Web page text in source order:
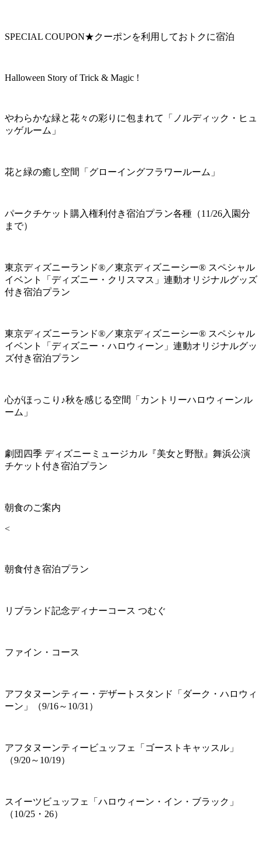
SPECIAL COUPON★クーポンを利用しておトクに宿泊
Halloween Story of Trick & Magic !
やわらかな緑と花々の彩りに包まれて「ノルディック・ヒュ
ッゲルーム」
花と緑の癒し空間「グローイングフラワールーム」
パークチケット購入権利付き宿泊プラン各種（11/26入園分
まで）
東京ディズニーランド®／東京ディズニーシー® スペシャル
イベント「ディズニー・クリスマス」連動オリジナルグッズ
付き宿泊プラン
東京ディズニーランド®／東京ディズニーシー® スペシャル
イベント「ディズニー・ハロウィーン」連動オリジナルグッ
ズ付き宿泊プラン
心がほっこり♪秋を感じる空間「カントリーハロウィーンル
ーム」
劇団四季 ディズニーミュージカル『美女と野獣』舞浜公演
チケット付き宿泊プラン
朝食のご案内
<
朝食付き宿泊プラン
リブランド記念ディナーコース つむぐ
ファイン・コース
アフタヌーンティー・デザートスタンド「ダーク・ハロウィ
ーン」（9/16～10/31）
アフタヌーンティービュッフェ「ゴーストキャッスル」
（9/20～10/19）
スイーツビュッフェ「ハロウィーン・イン・ブラック」
（10/25・26）